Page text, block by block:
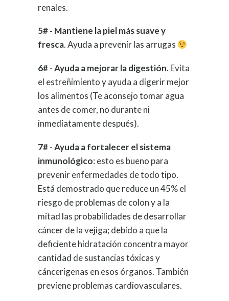
renales.
5# - Mantiene la piel más suave y
fresca. Ayuda a prevenir las arrugas
6# - Ayuda a mejorar la digestión.Evita
el estreñimiento y ayuda a digerir mejor
los alimentos (Te aconsejo tomar agua
antes de comer, no durante ni
inmediatamente después).
7# - Ayuda a fortalecer el sistema
inmunológico: esto es bueno para
prevenir enfermedades de todo tipo.
Está demostrado que reduce un 45% el
riesgo de problemas de colon y a la
mitad las probabilidades de desarrollar
cáncer de la vejiga; debido a que la
deficiente hidratación concentra mayor
cantidad de sustancias tóxicas y
cáncerigenas en esos órganos. También
previene problemas cardiovasculares.